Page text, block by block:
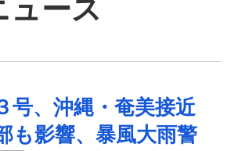
ュース
号、沖縄・奄美接近
も影響、暴風大雨警